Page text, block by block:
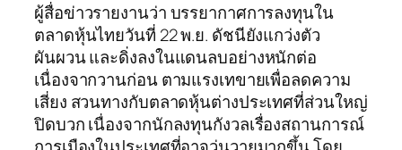
ผู้สื่อข่าวรายงานว่า บรรยากาศการลงทุนใน
ตลาดหุ้นไทยวันที่ 22 พ.ย. ดัชนียังแกว่งตัว
ผันผวน และดิ่งลงในแดนลบอย่างหนักต่อ
เนื่องจากวานก่อน ตามแรงเทขายเพื่อลดความ
เสี่ยง สวนทางกับตลาดหุ้นต่างประเทศที่ส่วนใหญ่
ปิดบวก เนื่องจากนักลงทุนกังวลเรื่องสถานการณ์